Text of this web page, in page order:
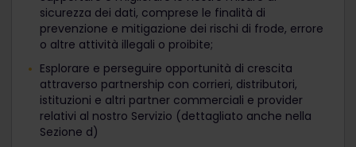
sicurezza dei dati, comprese le finalità di
prevenzione e mitigazione dei rischi di frode, errore
o altre attività illegali o proibite;
Esplorare e perseguire opportunità di crescita
attraverso partnership con corrieri, distributori,
istituzioni e altri partner commerciali e provider
relativi al nostro Servizio (dettagliato anche nella
Sezione d)